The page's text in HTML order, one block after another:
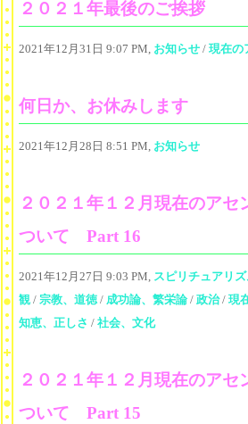
２０２１年最後のご挨拶
2021年12月31日 9:07 PM, お知らせ / 現在の
何日か、お休みします
2021年12月28日 8:51 PM, お知らせ
２０２１年１２月現在のアセ
ついて Part 16
2021年12月27日 9:03 PM, スピリチュアリ
観 / 宗教、道徳/ 成功論、繁栄論 / 政治/ 現
知恵、正しさ / 社会、文化
２０２１年１２月現在のアセ
ついて Part 15